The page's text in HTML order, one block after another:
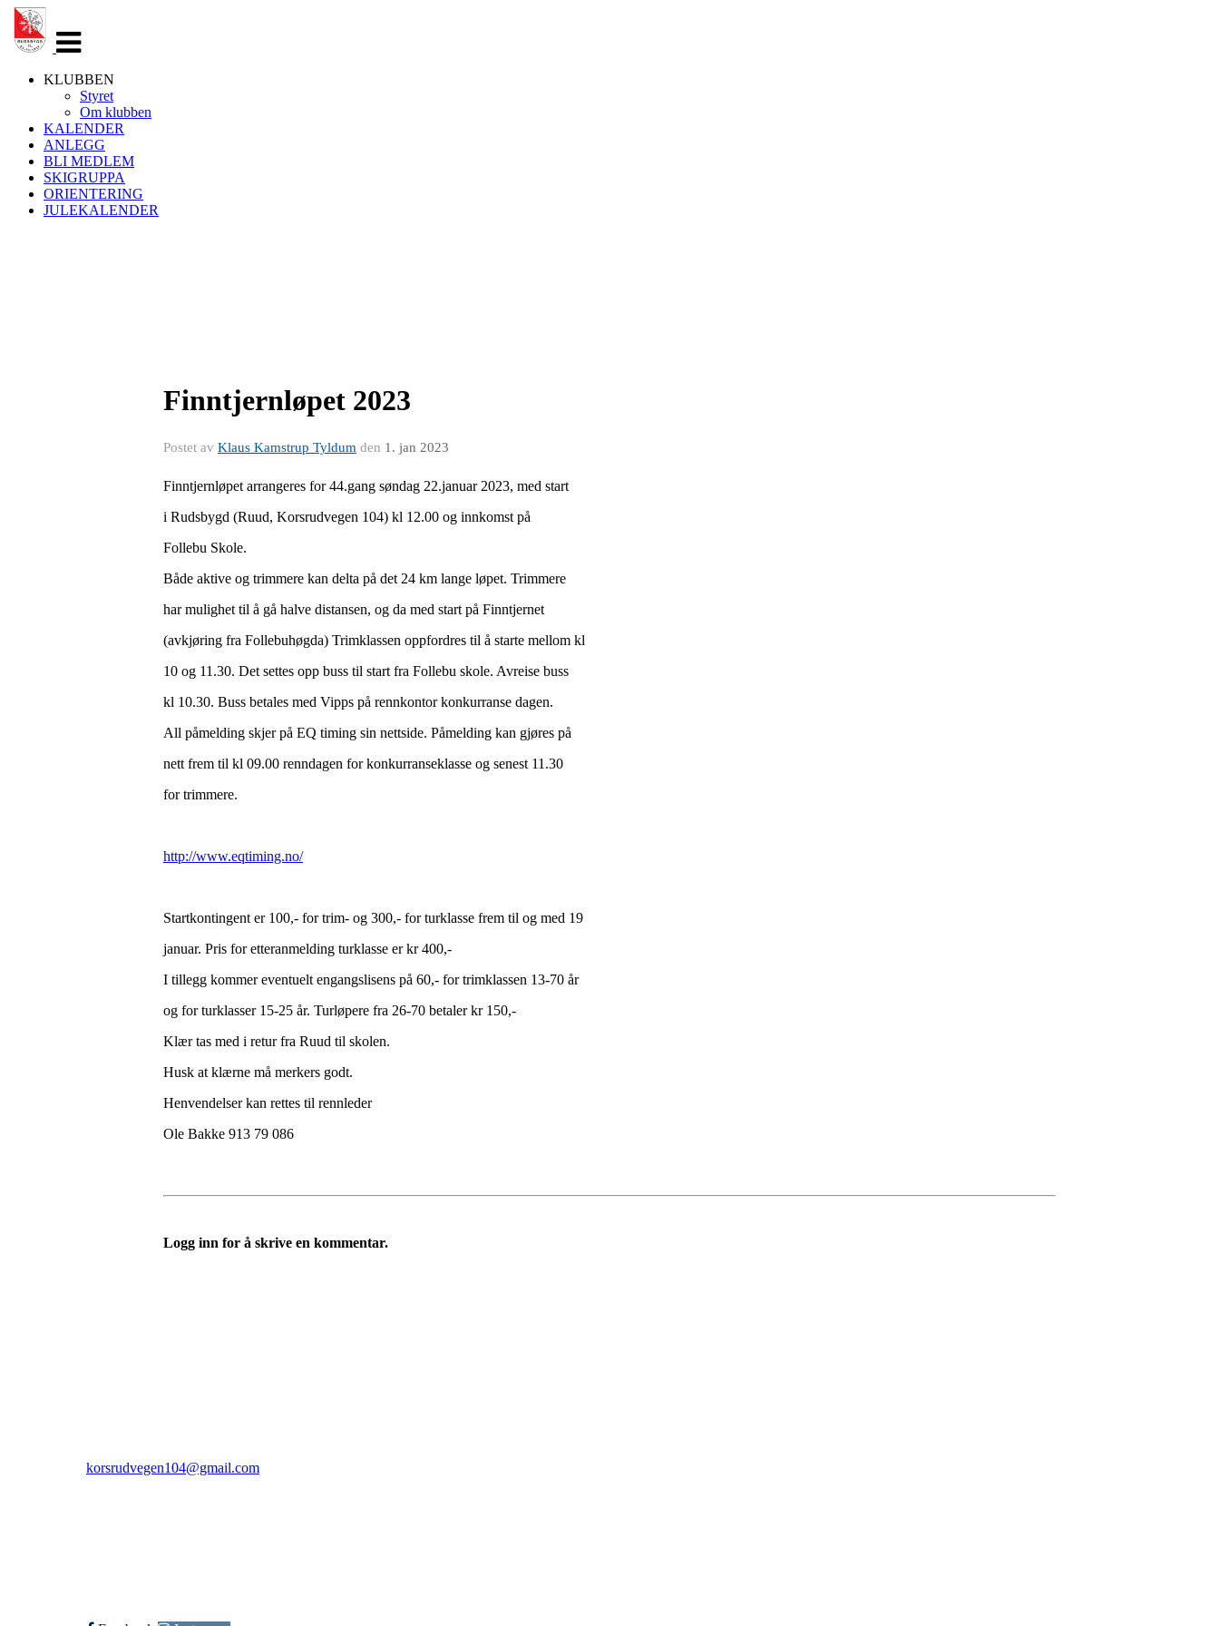
navigasjon
KLUBBEN
Styret
Om klubben
KALENDER
ANLEGG
BLI MEDLEM
SKIGRUPPA
ORIENTERING
JULEKALENDER
Finntjernløpet 2023
Postet av Klaus Kamstrup Tyldum den 1. jan 2023
Finntjernløpet arrangeres for 44.gang søndag 22.januar 2023, med start
i Rudsbygd (Ruud, Korsrudvegen 104) kl 12.00 og innkomst på
Follebu Skole.
Både aktive og trimmere kan delta på det 24 km lange løpet. Trimmere
har mulighet til å gå halve distansen, og da med start på Finntjernet
(avkjøring fra Follebuhøgda) Trimklassen oppfordres til å starte mellom kl
10 og 11.30. Det settes opp buss til start fra Follebu skole. Avreise buss
kl 10.30. Buss betales med Vipps på rennkontor konkurranse dagen.
All påmelding skjer på EQ timing sin nettside. Påmelding kan gjøres på
nett frem til kl 09.00 renndagen for konkurranseklasse og senest 11.30
for trimmere.
http://www.eqtiming.no/
Startkontingent er 100,- for trim- og 300,- for turklasse frem til og med 19
januar. Pris for etteranmelding turklasse er kr 400,-
I tillegg kommer eventuelt engangslisens på 60,- for trimklassen 13-70 år
og for turklasser 15-25 år. Turløpere fra 26-70 betaler kr 150,-
Klær tas med i retur fra Ruud til skolen.
Husk at klærne må merkers godt.
Henvendelser kan rettes til rennleder
Ole Bakke 913 79 086
Logg inn for å skrive en kommentar.
korsrudvegen104@gmail.com